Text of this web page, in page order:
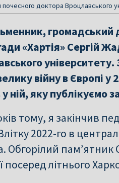
доктора Вроцлавського
громадський
«Хартія» Сергій
університету.
війну в Європі у
ній, яку публікуємо
тому, я закінчив
2022-го в
Обгорілий
посеред літнього